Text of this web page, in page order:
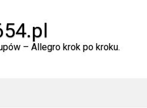
– Allegro krok po kroku.